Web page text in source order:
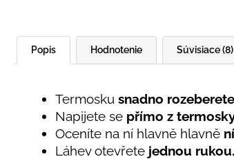
Popis Hodnotenie Súvisiace (8)
Termosku snadno rozeberete
Napijete se přímo z
Oceníte na ní hlavně hlavně
Láhev otevřete jednou rukou.